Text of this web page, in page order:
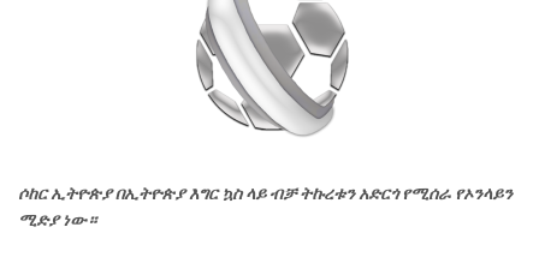
ሶከር ኢትዮጵያ በኢትዮጵያ እግር ኳስ ላይ ብቻ ትኩረቱን አድርጎ የሚሰራ የኦንላይን
ሚድያ ነው።